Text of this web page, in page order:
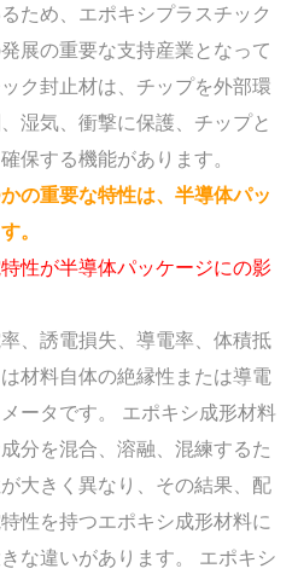
ため、エポキシプラスチック
展の重要な支持産業となって
ク封止材は、チップを外部環
湿気、衝撃に保護、チップと
保する機能があります。
の重要な特性は、半導体パッ
。
性が半導体パッケージにの影
、誘電損失、導電率、体積抵
材料自体の絶縁性または導電
ータです。 エポキシ成形材料
分を混合、溶融、混練するた
大きく異なり、その結果、配
性を持つエポキシ成形材料に
な違いがあります。 エポキシ